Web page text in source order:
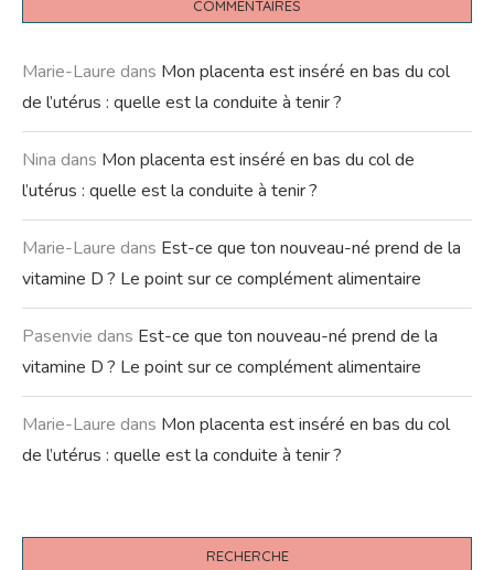
COMMENTAIRES
Marie-Laure dans Mon placenta est inséré en bas du col
de l’utérus : quelle est la conduite à tenir ?
Nina dans Mon placenta est inséré en bas du col de
l’utérus : quelle est la conduite à tenir ?
Marie-Laure dans Est-ce que ton nouveau-né prend de la
vitamine D ? Le point sur ce complément alimentaire
Pasenvie dans Est-ce que ton nouveau-né prend de la
vitamine D ? Le point sur ce complément alimentaire
Marie-Laure dans Mon placenta est inséré en bas du col
de l’utérus : quelle est la conduite à tenir ?
RECHERCHE